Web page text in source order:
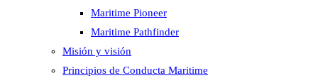
Maritime Pioneer
Maritime Pathfinder
Misión y visión
Principios de Conducta Maritime